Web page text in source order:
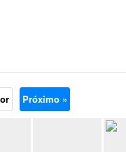
Próximo »